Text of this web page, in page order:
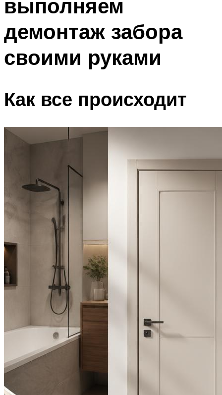
выполняем
демонтаж забора
своими руками
Как все происходит